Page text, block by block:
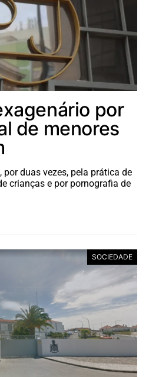
por
de menores
duas vezes, pela prática de
crianças e por pornografia de
SOCIEDADE